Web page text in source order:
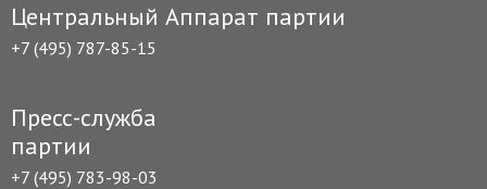
Центральный Аппарат партии
+7 (495) 787-85-15
Пресс-служба
партии
+7 (495) 783-98-03